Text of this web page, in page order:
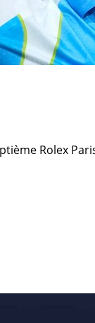
Rolex